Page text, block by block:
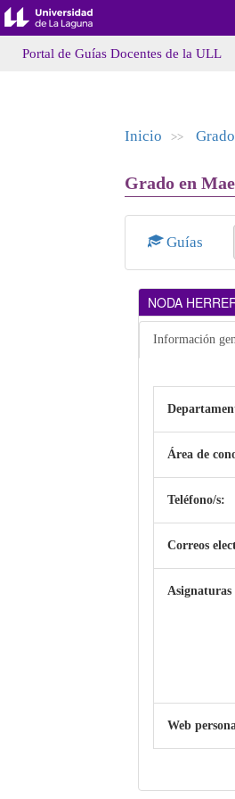
Portal de Guías Docentes de la ULL
Inicio >>
Grado en
Guías
NODA
Información
Área de
Teléfono/s:
Correos
Web